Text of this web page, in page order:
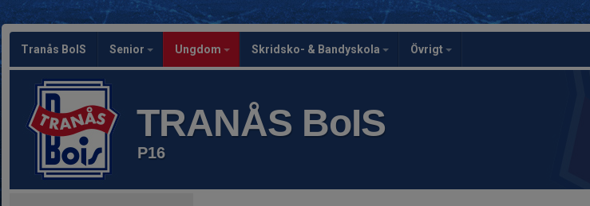
Tranås BoIS Senior Ungdom Skridsko- & Bandyskola Övrigt
TRANÅS BoIS
P16